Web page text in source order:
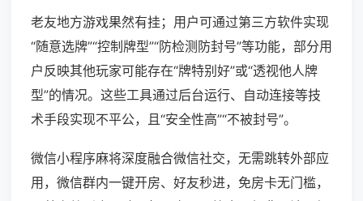
老友地方游戏果然有挂；用户可通过第三方软件实现
“随意选牌”“控制牌型”“防检测防封号”等功能，部分用
户反映其他玩家可能存在“牌特别好”或“透视他人牌
型”的情况。这些工具通过后台运行、自动连接等技
术手段实现不平公，且“安全性高”“不被封号”。
微信小程序麻将深度融合微信社交，无需跳转外部应
用，微信群内一键开房、好友秒进，免房卡无门槛，